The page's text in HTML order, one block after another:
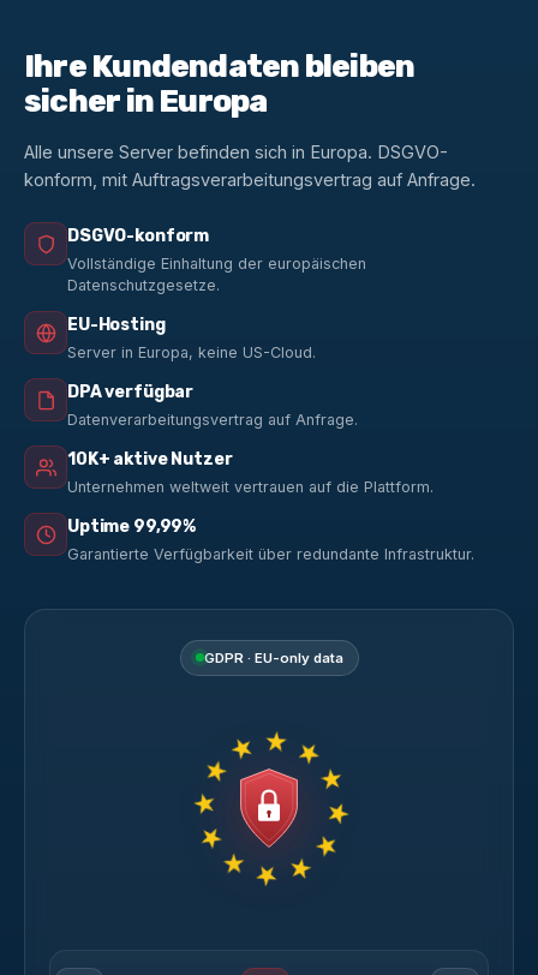
Ihre Kundendaten bleiben
sicher in Europa
Alle unsere Server befinden sich in Europa. DSGVO-
konform, mit Auftragsverarbeitungsvertrag auf Anfrage.
DSGVO-konform
Vollständige Einhaltung der europäischen
Datenschutzgesetze.
EU-Hosting
Server in Europa, keine US-Cloud.
DPA verfügbar
Datenverarbeitungsvertrag auf Anfrage.
10K+ aktive Nutzer
Unternehmen weltweit vertrauen auf die Plattform.
Uptime 99,99%
Garantierte Verfügbarkeit über redundante Infrastruktur.
GDPR · EU-only data